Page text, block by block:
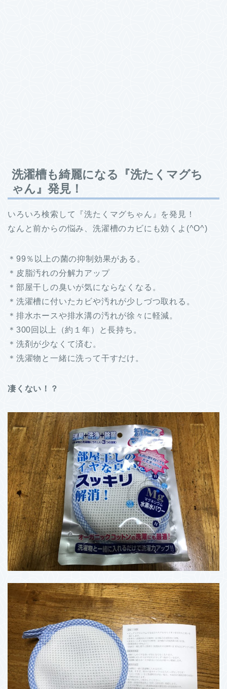
洗濯槽も綺麗になる『洗たくマグち
ゃん』発見！
いろいろ検索して『洗たくマグちゃん』を発見！
なんと前からの悩み、洗濯槽のカビにも効くよ(^O^)
＊99％以上の菌の抑制効果がある。
＊皮脂汚れの分解力アップ
＊部屋干しの臭いが気にならなくなる。
＊洗濯槽に付いたカビや汚れが少しづつ取れる。
＊排水ホースや排水溝の汚れが徐々に軽減。
＊300回以上（約１年）と長持ち。
＊洗剤が少なくて済む。
＊洗濯物と一緒に洗って干すだけ。
凄くない！？